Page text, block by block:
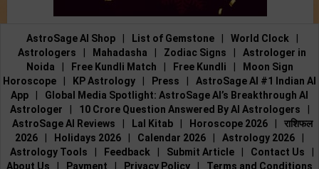
AstroSage AI Shop List of Gemstone World Clock
Astrologers
Mahadasha Zodiac Signs
Astrologer in
Noida
Free Kundli Match Free Kundli
Moon Sign
Horoscope
KP Astrology Press
AstroSage AI #1 Indian AI
App
Global Media Spotlight: AstroSage AI’s Breakthrough AI
Astrologer
10 Crore Question Answered By AI Astrologers
AstroSage AI Reviews
Lal Kitab Horoscope 2026
राशिफल
2026
Holidays 2026 Calendar 2026 Astrology 2026
Astrology Tools
Feedback Submit Article Contact Us
About Us
Payment Privacy Policy Terms and Conditions